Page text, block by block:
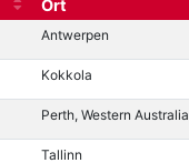
Ort
Antwerpen
Kokkola
Perth, Western Australia
Tallinn